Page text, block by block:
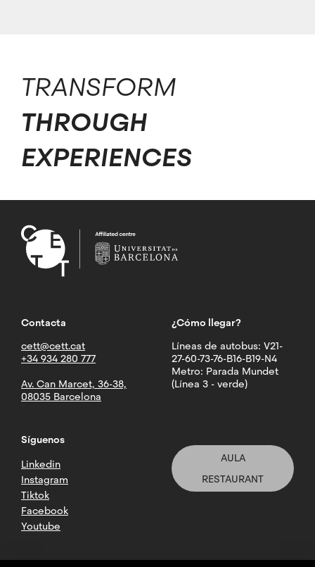
TRANSFORM
THROUGH
EXPERIENCES
Contacta
cett@cett.cat
+34 934 280 777
Av. Can Marcet, 36-38,
08035 Barcelona
¿Cómo llegar?
Líneas de autobus: V21-
27-60-73-76-B16-B19-N4
Metro: Parada Mundet
(Línea 3 - verde)
Síguenos
Linkedin
Instagram
Tiktok
Facebook
Youtube
AULA
RESTAURANT